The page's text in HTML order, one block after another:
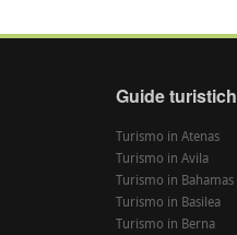
Guide
Turismo in Atenas
Turismo in Avila
Turismo in Bahamas
Turismo in Basilea
Turismo in Berna